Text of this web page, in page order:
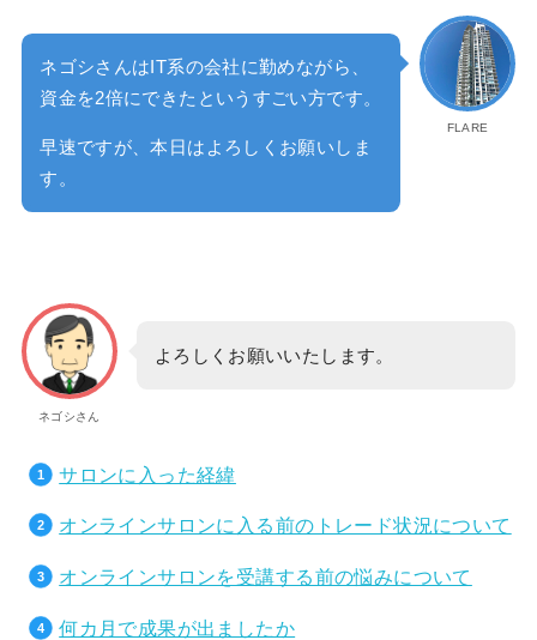
FLARE
ネゴシさんはIT系の会社に勤めながら、
資金を2倍にできたというすごい方です。
早速ですが、本日はよろしくお願いしま
す。
ネゴシさん
よろしくお願いいたします。
サロンに入った経緯
オンラインサロンに入る前のトレード状況について
オンラインサロンを受講する前の悩みについて
何カ月で成果が出ましたか